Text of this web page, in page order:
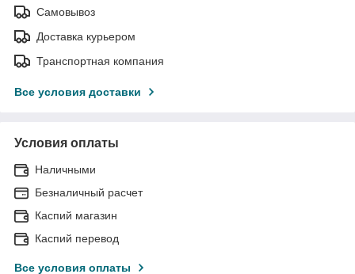
Самовывоз
Доставка курьером
Транспортная компания
Все условия доставки
Условия оплаты
Наличными
Безналичный расчет
Каспий магазин
Каспий перевод
Все условия оплаты